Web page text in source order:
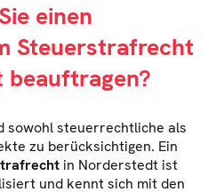
einen
Steuerstrafrecht
beauftragen?
sowohl steuerrechtliche als
zu berücksichtigen. Ein
in Norderstedt ist
und kennt sich mit den